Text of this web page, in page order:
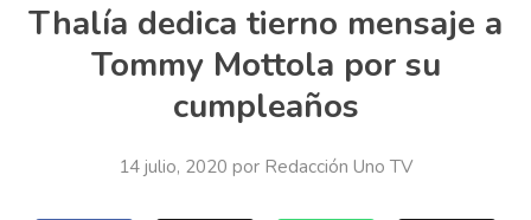
Thalía dedica tierno mensaje a
Tommy Mottola por su
cumpleaños
14 julio, 2020 por Redacción Uno TV